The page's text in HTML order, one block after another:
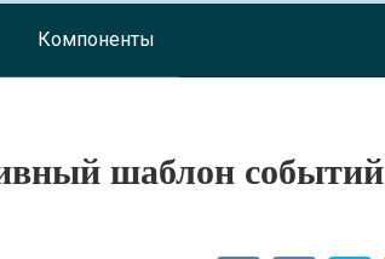
Компоненты
шаблон событий